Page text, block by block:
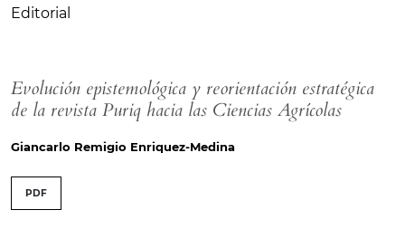
Editorial
Evolución epistemológica y reorientación estratégica
de la revista Puriq hacia las Ciencias Agrícolas
Giancarlo Remigio Enriquez-Medina
PDF